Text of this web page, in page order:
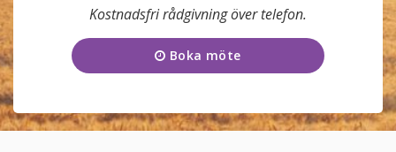
031-16 08 01
Måndag
09:00 - 17:00
Tisdag
09:00 - 17:00
Onsdag
09:00 - 17:00
Fredag
09:00 - 17:00
Kostnadsfri rådgivning över telefon.
Boka möte